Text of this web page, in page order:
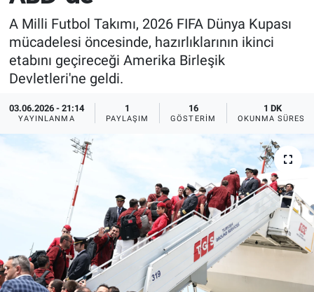
A Milli Futbol Takımı, 2026 FIFA Dünya Kupası
mücadelesi öncesinde, hazırlıklarının ikinci
etabını geçireceği Amerika Birleşik
Devletleri'ne geldi.
03.06.2026 - 21:14
YAYINLANMA
1
PAYLAŞIM
16
GÖSTERIM
1 DK
OKUNMA SÜRESI